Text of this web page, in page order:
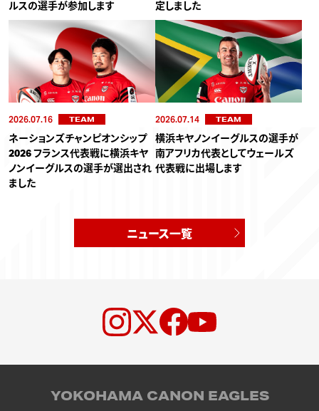
ルスの選手が参加します
定しました
2026.07.16 TEAM
ネーションズチャンピオンシップ
2026 フランス代表戦に横浜キヤ
ノンイーグルスの選手が選出され
ました
2026.07.14 TEAM
横浜キヤノンイーグルスの選手が
南アフリカ代表としてウェールズ
代表戦に出場します
ニュース一覧
YOKOHAMA CANON EAGLES